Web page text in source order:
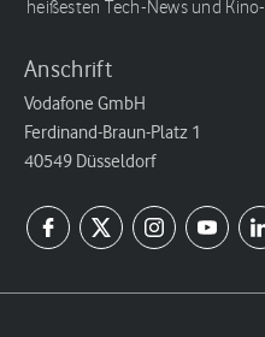
heißesten Tech-News und
Anschrift
Vodafone GmbH
Ferdinand-Braun-Platz 1
40549 Düsseldorf